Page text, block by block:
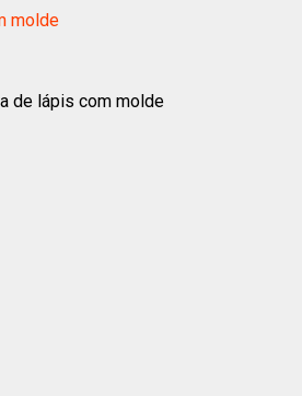
molde
de lápis com molde